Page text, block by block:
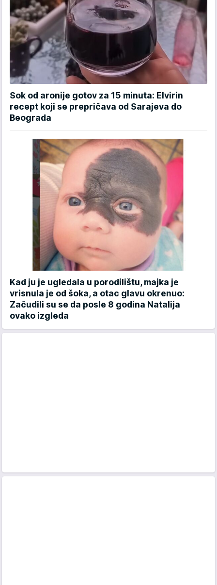
Sok od aronije gotov za 15 minuta: Elvirin
recept koji se prepričava od Sarajeva do
Beograda
Kad ju je ugledala u porodilištu, majka je
vrisnula je od šoka, a otac glavu okrenuo:
Začudili su se da posle 8 godina Natalija
ovako izgleda